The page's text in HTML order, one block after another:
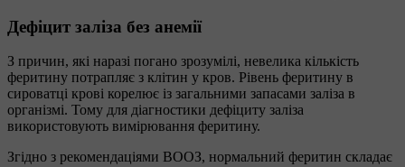
Дефіцит заліза без анемії
З причин, які наразі погано зрозумілі, невелика кількість
феритину потрапляє з клітин у кров. Рівень феритину в
сироватці крові корелює із загальними запасами заліза в
організмі. Тому для діагностики дефіциту заліза
використовують вимірювання феритину.
Згідно з рекомендаціями ВООЗ, нормальний феритин складає